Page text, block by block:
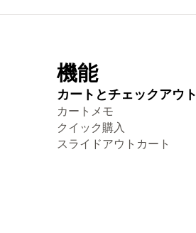
機能
カートとチェックアウト
カートメモ
クイック購入
スライドアウトカート